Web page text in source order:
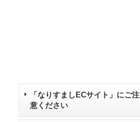
「なりすましECサイト」にご注
意ください